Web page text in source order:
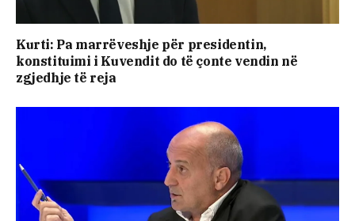
Kurti: Pa marrëveshje për presidentin,
konstituimi i Kuvendit do të çonte vendin në
zgjedhje të reja